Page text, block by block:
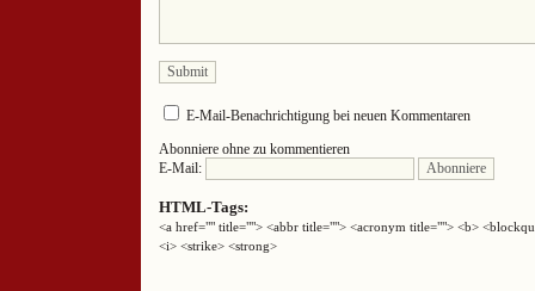
E-Mail-Benachrichtigung bei neuen Kommentaren
Abonniere ohne zu kommentieren
E-Mail:
HTML-Tags:
<a href="" title=""> <abbr title=""> <acronym title=""> <b>
<i> <strike> <strong>